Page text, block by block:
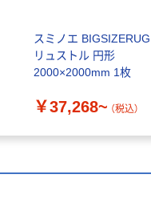
スミノエ BIGSIZERUG
リュストル 円形
2000×2000mm 1枚
￥37,268~ （税込）